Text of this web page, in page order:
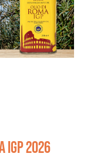
IGP 2026